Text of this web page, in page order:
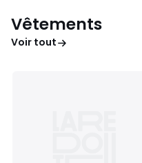
Vêtements
Voir tout